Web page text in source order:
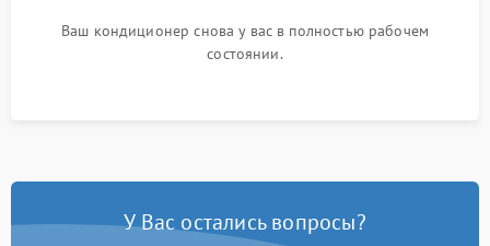
Ваш кондиционер снова у вас в полностью рабочем
состоянии.
У Вас остались вопросы?